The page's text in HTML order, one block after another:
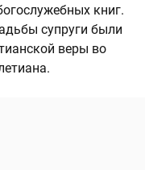
книг.
супруги были
веры во